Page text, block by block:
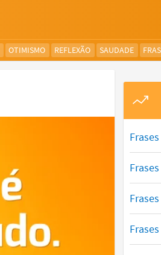
OTIMISMO REFLEXÃO SAUDADE